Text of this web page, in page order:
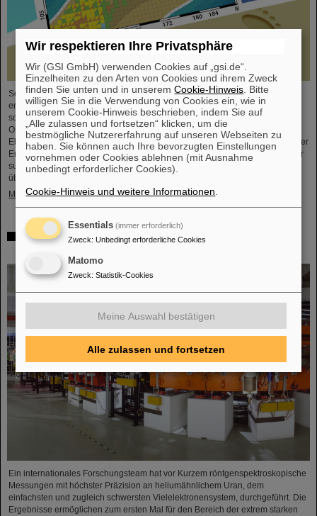
Seit der Jahrtausendwende wurden sechs neue chemische Elemente
entdeckt und in das Periodensystem der Elemente, das Symbol der Chemie
schlechthin, aufgenommen. Diese neuen Elemente haben hohe
Ordnungszahlen von bis zu 118 und sind deutlich schwerer als Uran, das
Element mit der höchsten Ordnungszahl (92), das in größeren Mengen auf der
Erde vorkommt. Dies wirft Fragen auf, unter anderem wie viele weitere dieser
superschweren Spezies noch auf ihre Entdeckung warten, wo – wenn
überhaupt – eine ...
Mehr »
Überprüfung der Quantenelektrodynamik in extremen
Ein internationales Forschungsteam hat vor Kurzem röntgenspektroskopische
Messungen mit höchster Präzision an heliumähnlichem Uran, dem
einfachsten und zugleich schwersten Vielelektronensystem, durchgeführt. Die
Ergebnisse ermöglichen zum ersten Mal für den Bereich der extrem starken
Wir respektieren Ihre Privatsphäre
Wir (GSI GmbH) verwenden Cookies auf „gsi.de“.
Einzelheiten zu den Arten von Cookies und ihrem Zweck
finden Sie unten und in unseremCookie-Hinweis . Bitte
willigen Sie in die Verwendung von Cookies ein, wie in
unserem Cookie-Hinweis beschrieben, indem Sie auf
„Alle zulassen und fortsetzen“ klicken, um die
bestmögliche Nutzererfahrung auf unseren Webseiten zu
haben. Sie können auch Ihre bevorzugten Einstellungen
vornehmen oder Cookies ablehnen (mit Ausnahme
unbedingt erforderlicher Cookies).
Cookie-Hinweis und weitere Informationen
Essentials (immer erforderlich)
Zweck: Unbedingt erforderliche Cookies
Matomo
Zweck: Statistik-Cookies
Meine Auswahl bestätigen
Alle zulassen und fortsetzen